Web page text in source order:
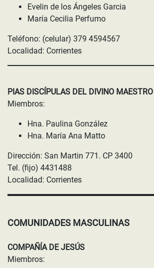
Evelin de los Ángeles Garcia
María Cecilia Perfumo
Teléfono: (celular) 379 4594567
Localidad: Corrientes
PIAS DISCÍPULAS DEL DIVINO MAESTRO
Miembros:
Hna. Paulina González
Hna. María Ana Matto
Dirección: San Martin 771. CP 3400
Tel. (fijo) 4431488
Localidad: Corrientes
COMUNIDADES MASCULINAS
COMPAÑÍA DE JESÚS
Miembros: